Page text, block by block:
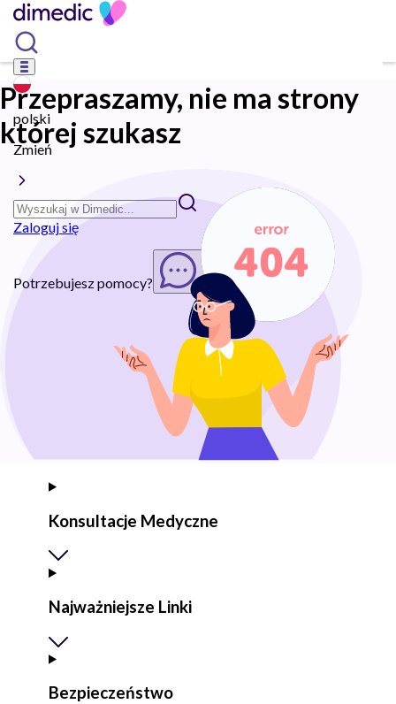
polski
Zmień
Zaloguj się
Potrzebujesz pomocy? Rozpocznij chat
Przepraszamy, nie ma strony
której szukasz
Konsultacje Medyczne
Najważniejsze Linki
Bezpieczeństwo